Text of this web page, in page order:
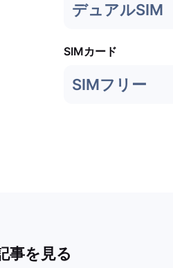
デュアルSIM
SIMカード
SIMフリー
事を見る